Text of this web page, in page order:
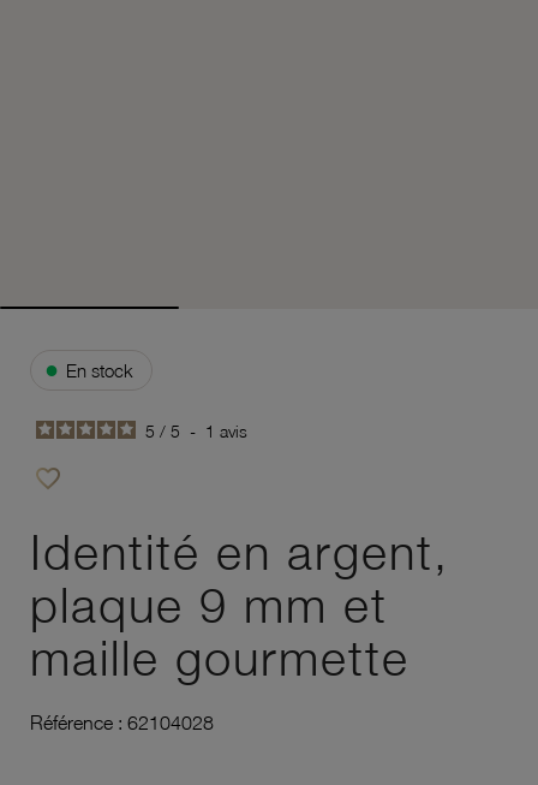
● En stock
5 / 5 - 1 avis
favorite_border
Identité en argent,
plaque 9 mm et
maille gourmette
Référence : 62104028